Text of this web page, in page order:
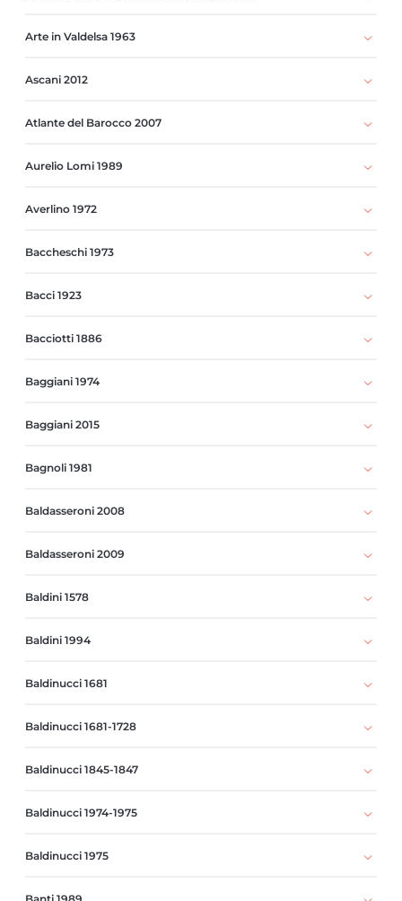
Arte in Valdelsa 1963
Ascani 2012
Atlante del Barocco 2007
Aurelio Lomi 1989
Averlino 1972
Baccheschi 1973
Bacci 1923
Bacciotti 1886
Baggiani 1974
Baggiani 2015
Bagnoli 1981
Baldasseroni 2008
Baldasseroni 2009
Baldini 1578
Baldini 1994
Baldinucci 1681
Baldinucci 1681-1728
Baldinucci 1845-1847
Baldinucci 1974-1975
Baldinucci 1975